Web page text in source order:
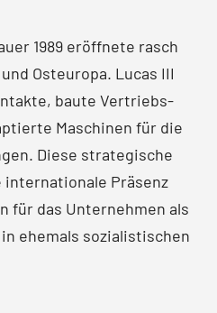
1989 eröffnete rasch
Osteuropa. Lucas III
baute Vertriebs­
Maschinen für die
Diese strategische
Präsenz
für das Unternehmen als
ehemals sozialistischen